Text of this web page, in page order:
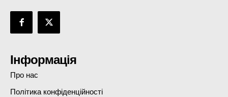
Інформація
Про нас
Політика конфіденційності